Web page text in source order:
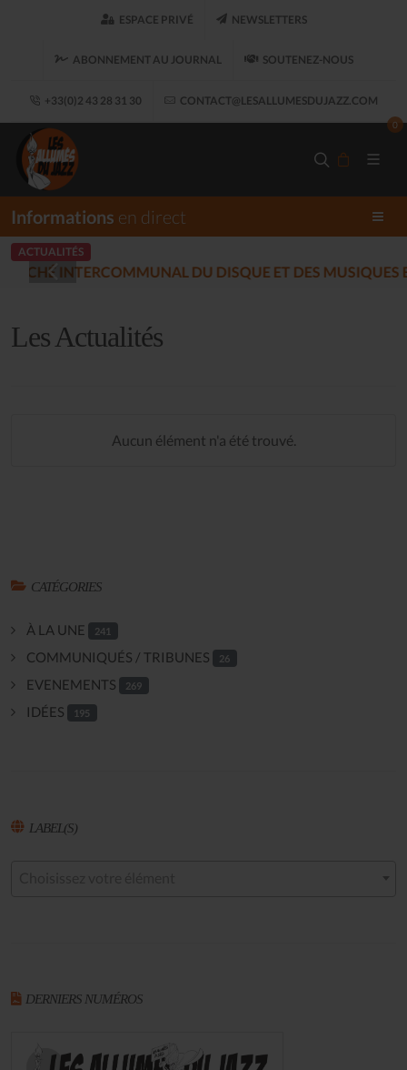
ESPACE PRIVÉ NEWSLETTERS
ABONNEMENT AU JOURNAL SOUTENEZ-NOUS
+33(0)2 43 28 31 30 CONTACT@LESALLUMESDUJAZZ.COM
0
Informations en direct
ACTUALITÉS
LES ALLUMÉS DU JAZZ
Les Actualités
Aucun élément n'a été trouvé.
CATÉGORIES
À LA UNE 241
COMMUNIQUÉS / TRIBUNES 26
EVENEMENTS 269
IDÉES 195
LABEL(S)
DERNIERS NUMÉROS